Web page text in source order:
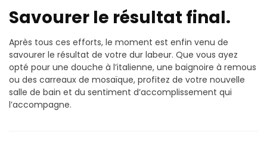
Savourer le résultat final.
Après tous ces efforts, le moment est enfin venu de
savourer le résultat de votre dur labeur. Que vous ayez
opté pour une douche à l’italienne, une baignoire à remous
ou des carreaux de mosaïque, profitez de votre nouvelle
salle de bain et du sentiment d’accomplissement qui
l’accompagne.